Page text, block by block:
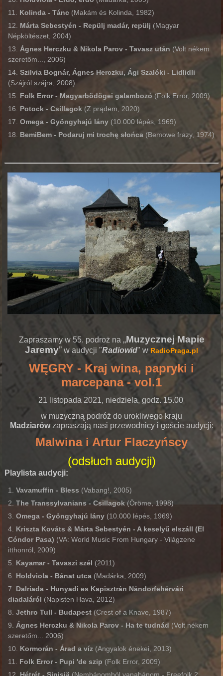
Kolinda - Tánc (Makám és Kolinda, 1982)
Márta Sebestyén - Repülj madár, repülj (Magyar
Népköltészet, 2004)
Ágnes Herczku & Nikola Parov - Tavasz után (Volt nékem
szeretőm..., 2006)
Szilvia Bognár, Ágnes Herczku, Ági Szalóki - Lidlidli
(Szájról szájra, 2008)
Folk Error - Magyarbödögei galambozó (Folk Error, 2009)
Potock - Csillagok (Z prądem, 2020)
Omega - Gyöngyhajú lány (10.000 lépés, 1969)
BemiBem - Podaruj mi trochę słońca (Bemowe frazy, 1974)
Zapraszamy w 55. podroż na „Muzycznej Mapie
Jaremy” w audycji "Radiowid" w RadioPraga.pl
WĘGRY - Kraj wina, papryki i
marcepana - vol.1
21 listopada 2021, niedziela, godz. 15.00
w muzyczną podróż do urokliwego kraju
Madziarówzapraszają nasi przewodnicy i goście audycji:
Malwina i Artur Flaczyńscy
(odsłuch audycji)
Playlista audycji:
Vavamuffin - Bless (Vabang!, 2005)
The Transsylvanians - Csillagok (Öröme, 1998)
Omega - Gyöngyhajú lány (10.000 lépés, 1969)
Kriszta Kováts & Márta Sebestyén - A keselyű elszáll (El
Cóndor Pasa) (VA: World Music From Hungary - Világzene
itthonról, 2009)
Kayamar - Tavaszi szél (2011)
Holdviola - Bánat utca (Madárka, 2009)
Dalriada - Hunyadi es Kapisztrán Nándorfehérvári
diadaláról (Napisten Hava, 2012)
Jethro Tull - Budapest (Crest of a Knave, 1987)
Ágnes Herczku & Nikola Parov - Ha te tudnád (Volt nékem
szeretőm... 2006)
Kormorán - Árad a víz (Angyalok énekei, 2013)
Folk Error - Pupi 'de szip (Folk Error, 2009)